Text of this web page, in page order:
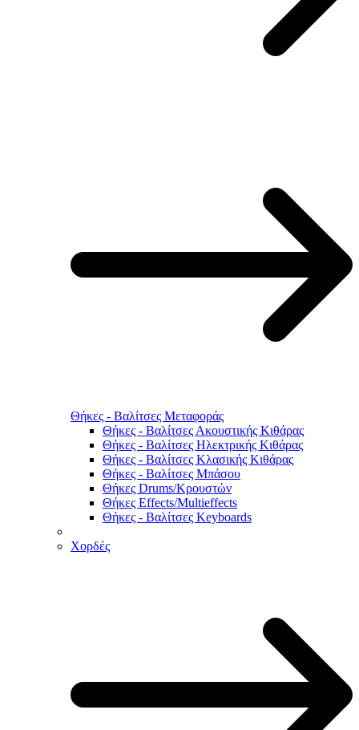
Θήκες - Βαλίτσες Μεταφοράς
Θήκες - Βαλίτσες Ακουστικής Κιθάρας
Θήκες - Βαλίτσες Ηλεκτρικής Κιθάρας
Θήκες - Βαλίτσες Κλασικής Κιθάρας
Θήκες - Βαλίτσες Μπάσου
Θήκες Drums/Κρουστών
Θήκες Effects/Multieffects
Θήκες - Βαλίτσες Keyboards
Χορδές